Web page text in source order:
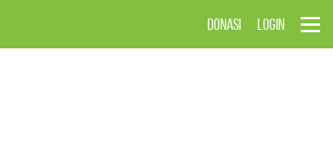
DONASI LOGIN